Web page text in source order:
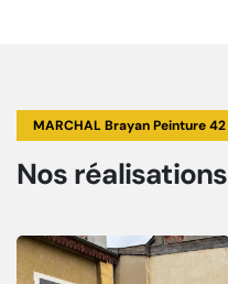
MARCHAL Brayan Peinture 42
Nos réalisations